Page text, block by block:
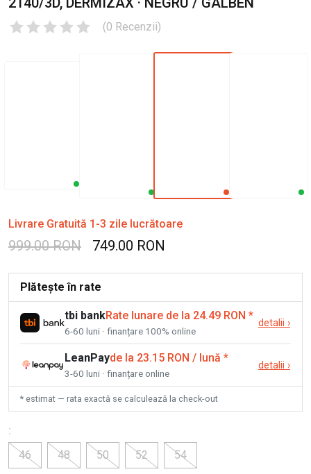
(0 Recenzii)
Livrare Gratuită 1-3 zile lucrătoare
999.00 RON 749.00 RON
Plătește în rate
tbi bankRate lunare de la 24.49 RON *
6-60 luni · finanțare 100% online
detalii ›
LeanPayde la 23.15 RON / lună *
3-60 luni · finanțare online
detalii ›
* estimat — rata exactă se calculează la check-out
:
46
48 50 52 54